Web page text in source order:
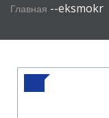
Главная --eksmokr